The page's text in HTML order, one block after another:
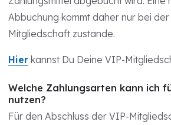
Abbuchung kommt daher nur bei
Mitgliedschaft zustande.
Hier kannst Du Deine VIP-
Welche Zahlungsarten kann ich
nutzen?
Für den Abschluss der VIP-